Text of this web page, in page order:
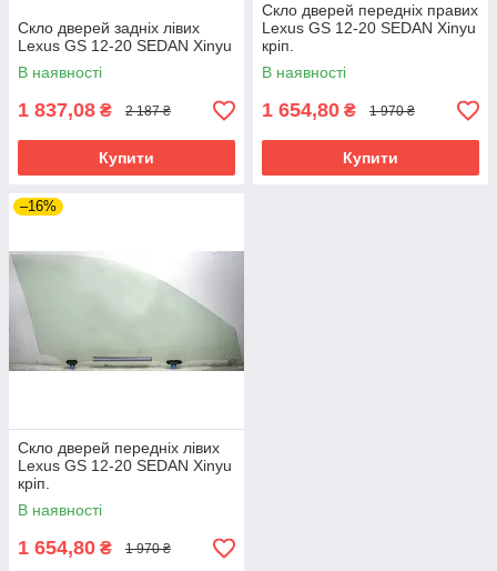
Скло дверей задніх лівих
Lexus GS 12-20 SEDAN Xinyu
В наявності
1 837,08 ₴ 2 187 ₴
Купити
Скло дверей передніх правих
Lexus GS 12-20 SEDAN Xinyu
кріп.
В наявності
1 654,80 ₴ 1 970 ₴
Купити
–16%
Скло дверей передніх лівих
Lexus GS 12-20 SEDAN Xinyu
кріп.
В наявності
1 654,80 ₴ 1 970 ₴